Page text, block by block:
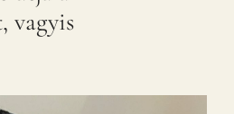
vagyis